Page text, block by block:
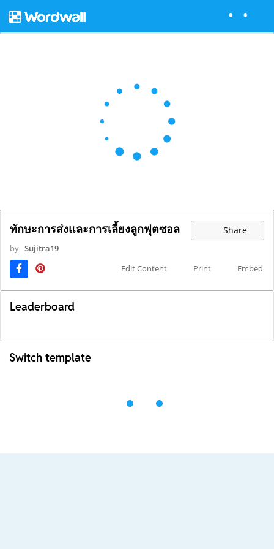
ทักษะการส่งและการเลี้ยงลูกฟุตซอล Share
by Sujitra19
Edit Content
Print Embed
Leaderboard
Switch template